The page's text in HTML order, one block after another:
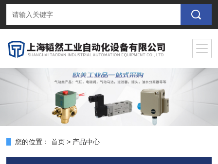
您的位置： 首页 > 产品中心